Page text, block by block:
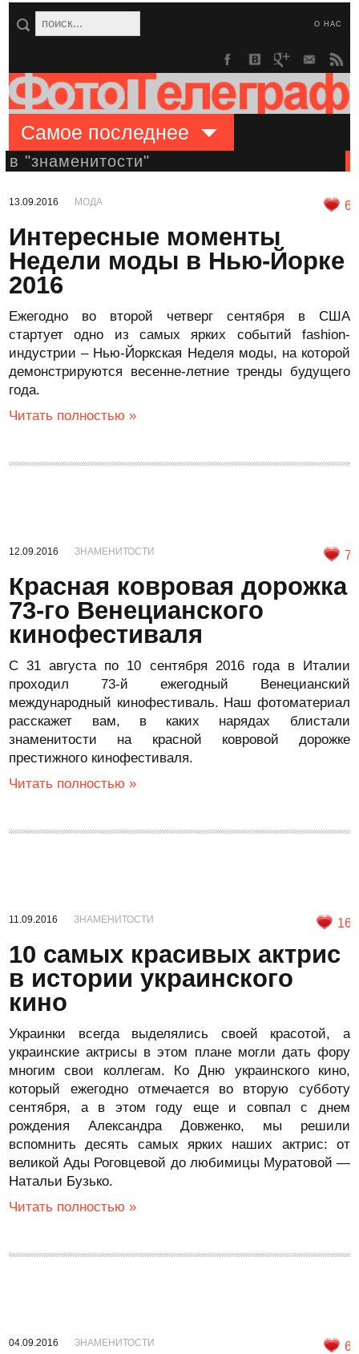
О НАС
Самое последнее
в "знаменитости"
13.09.2016 МОДА 6
Интересные моменты
Недели моды в Нью-Йорке
2016
Ежегодно во второй четверг сентября в США
стартует одно из самых ярких событий fashion-
индустрии – Нью-Йоркская Неделя моды, на которой
демонстрируются весенне-летние тренды будущего
года.
Читать полностью »
12.09.2016 ЗНАМЕНИТОСТИ 7
Красная ковровая дорожка
73-го Венецианского
кинофестиваля
С 31 августа по 10 сентября 2016 года в Италии
проходил 73-й ежегодный Венецианский
международный кинофестиваль. Наш фотоматериал
расскажет вам, в каких нарядах блистали
знаменитости на красной ковровой дорожке
престижного кинофестиваля.
Читать полностью »
11.09.2016 ЗНАМЕНИТОСТИ 16
10 самых красивых актрис
в истории украинского
кино
Украинки всегда выделялись своей красотой, а
украинские актрисы в этом плане могли дать фору
многим свои коллегам. Ко Дню украинского кино,
который ежегодно отмечается во вторую субботу
сентября, а в этом году еще и совпал с днем
рождения Александра Довженко, мы решили
вспомнить десять самых ярких наших актрис: от
великой Ады Роговцевой до любимицы Муратовой —
Натальи Бузько.
Читать полностью »
04.09.2016 ЗНАМЕНИТОСТИ 6